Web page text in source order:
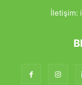
İletişim: